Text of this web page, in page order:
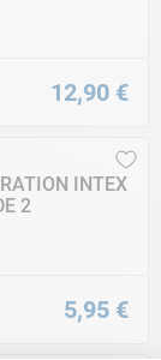
12,90 €
INTEX
2
5,95 €